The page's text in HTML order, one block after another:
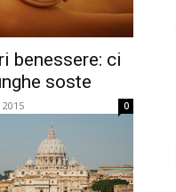
benessere: ci
soste
0